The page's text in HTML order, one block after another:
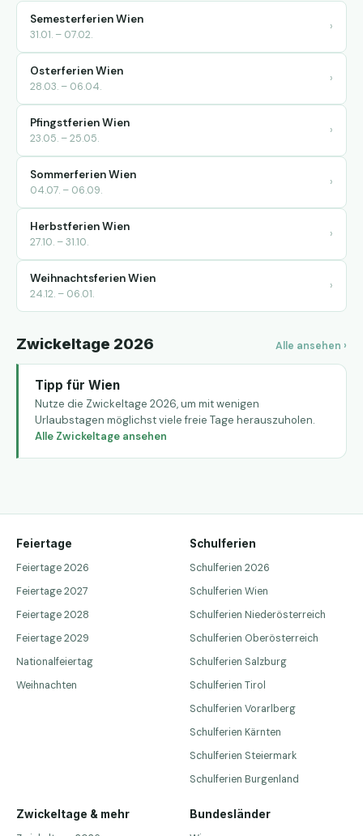
Semesterferien Wien
31.01. – 07.02.
›
Osterferien Wien
28.03. – 06.04.
›
Pfingstferien Wien
23.05. – 25.05.
›
Sommerferien Wien
04.07. – 06.09.
›
Herbstferien Wien
27.10. – 31.10.
›
Weihnachtsferien Wien
24.12. – 06.01.
›
Zwickeltage 2026 Alle ansehen ›
Tipp für Wien
Nutze die Zwickeltage 2026, um mit wenigen
Urlaubstagen möglichst viele freie Tage herauszuholen.
Alle Zwickeltage ansehen
Feiertage
Feiertage 2026
Feiertage 2027
Feiertage 2028
Feiertage 2029
Nationalfeiertag
Weihnachten
Schulferien
Schulferien 2026
Schulferien Wien
Schulferien Niederösterreich
Schulferien Oberösterreich
Schulferien Salzburg
Schulferien Tirol
Schulferien Vorarlberg
Schulferien Kärnten
Schulferien Steiermark
Schulferien Burgenland
Zwickeltage & mehr
Bundesländer